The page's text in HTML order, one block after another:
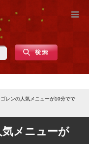
レンの人気メニューが10分でで
メニューが